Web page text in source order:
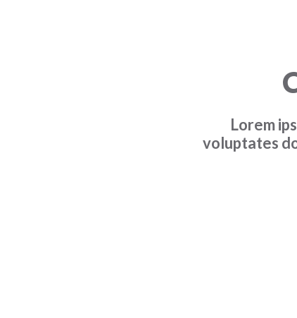
Lorem
voluptates